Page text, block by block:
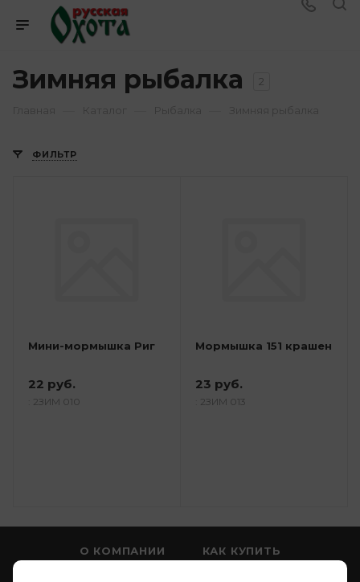
Зимняя рыбалка 2
ФИЛЬТР
Мини-мормышка Риг
22 руб.
: 2ЗИМ 010
Мормышка 151 крашен
23 руб.
: 2ЗИМ 013
О КОМПАНИИ КАК КУПИТЬ